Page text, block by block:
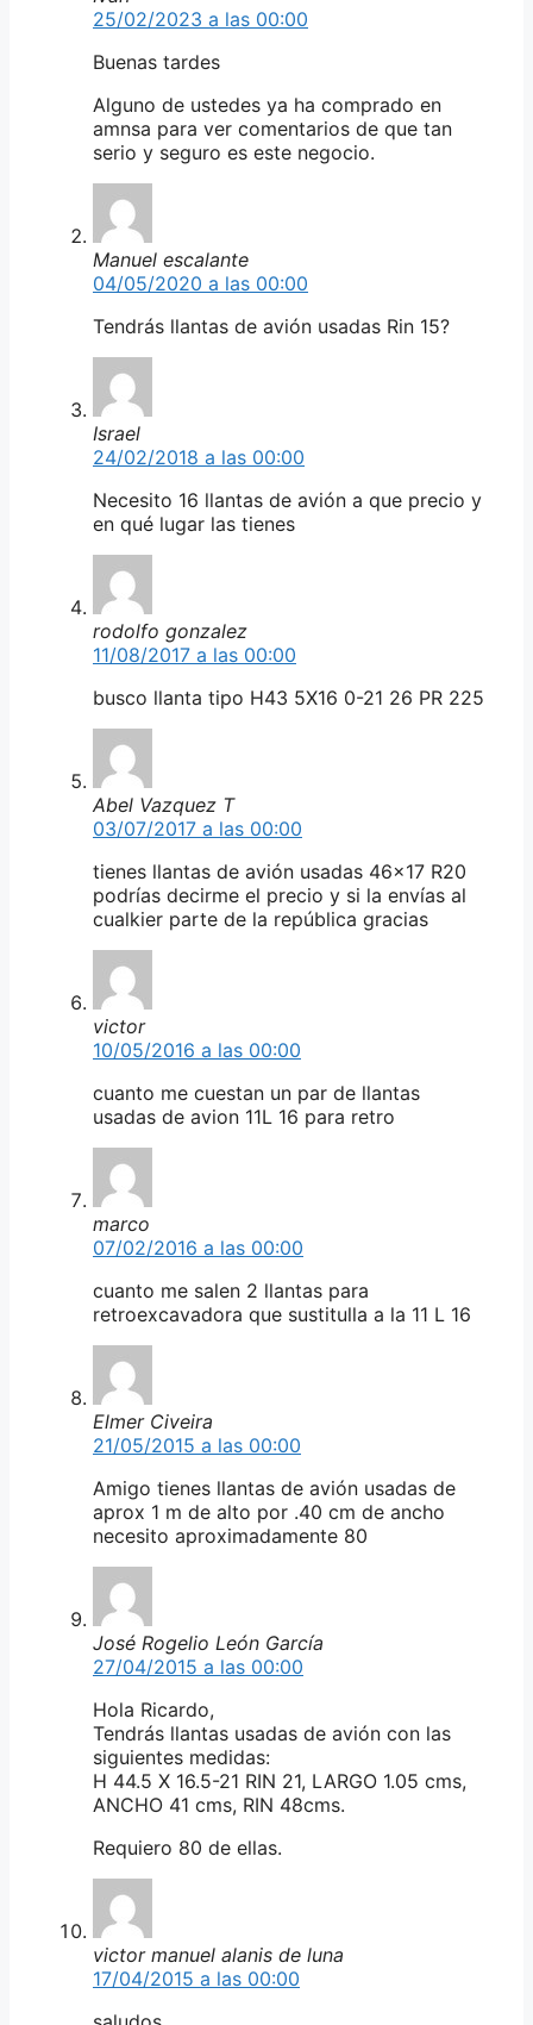
25/02/2023 a las 00:00
Buenas tardes
Alguno de ustedes ya ha comprado en
amnsa para ver comentarios de que tan
serio y seguro es este negocio.
Manuel escalante
04/05/2020 a las 00:00
Tendrás llantas de avión usadas Rin 15?
Israel
24/02/2018 a las 00:00
Necesito 16 llantas de avión a que precio y
en qué lugar las tienes
rodolfo gonzalez
11/08/2017 a las 00:00
busco llanta tipo H43 5X16 0-21 26 PR 225
Abel Vazquez T
03/07/2017 a las 00:00
tienes llantas de avión usadas 46×17 R20
podrías decirme el precio y si la envías al
cualkier parte de la república gracias
victor
10/05/2016 a las 00:00
cuanto me cuestan un par de llantas
usadas de avion 11L 16 para retro
marco
07/02/2016 a las 00:00
cuanto me salen 2 llantas para
retroexcavadora que sustitulla a la 11 L 16
Elmer Civeira
21/05/2015 a las 00:00
Amigo tienes llantas de avión usadas de
aprox 1 m de alto por .40 cm de ancho
necesito aproximadamente 80
José Rogelio León García
27/04/2015 a las 00:00
Hola Ricardo,
Tendrás llantas usadas de avión con las
siguientes medidas:
H 44.5 X 16.5-21 RIN 21, LARGO 1.05 cms,
ANCHO 41 cms, RIN 48cms.
Requiero 80 de ellas.
victor manuel alanis de luna
17/04/2015 a las 00:00